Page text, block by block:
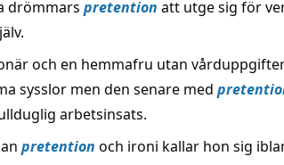
drömmars pretention att utge sig för
och en hemmafru utan
sysslor men den senare med
arbetsinsats.
pretention och ironi kallar hon sig